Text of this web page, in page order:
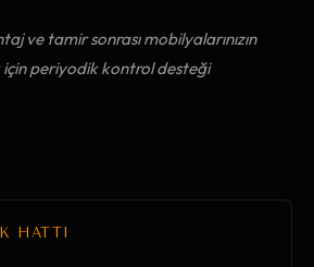
ve tamir sonrası mobilyalarınızın
periyodik kontrol desteği
HATTI